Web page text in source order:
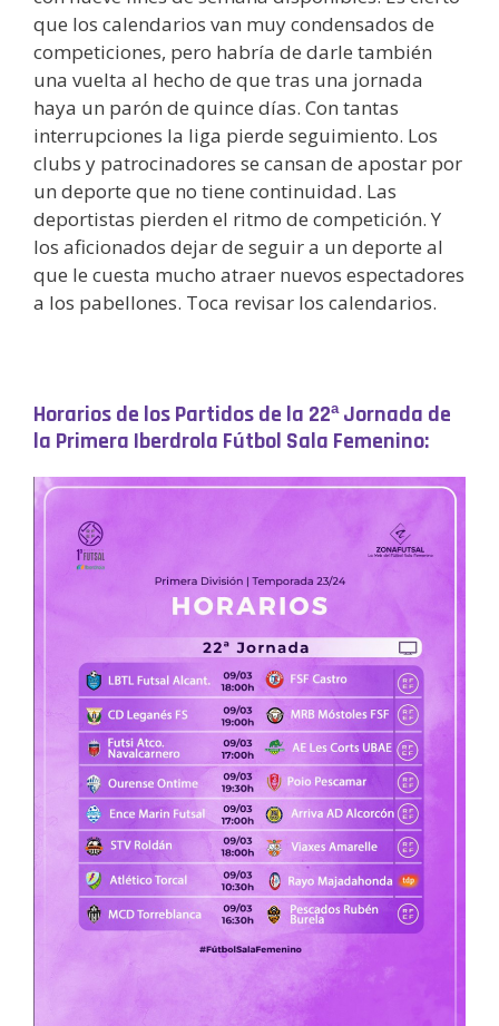
que los calendarios van muy condensados de
competiciones, pero habría de darle también
una vuelta al hecho de que tras una jornada
haya un parón de quince días. Con tantas
interrupciones la liga pierde seguimiento. Los
clubs y patrocinadores se cansan de apostar por
un deporte que no tiene continuidad. Las
deportistas pierden el ritmo de competición. Y
los aficionados dejar de seguir a un deporte al
que le cuesta mucho atraer nuevos espectadores
a los pabellones. Toca revisar los calendarios.
Horarios de los Partidos de la 22ª Jornada de
la Primera Iberdrola Fútbol Sala Femenino: